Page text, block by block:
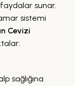
faydalar sunar.
sistemi
Cevizi
sağlığına